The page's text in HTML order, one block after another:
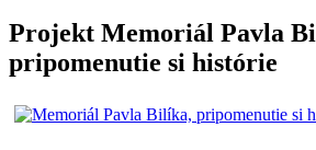
Projekt Memoriál Pavla
pripomenutie si histórie